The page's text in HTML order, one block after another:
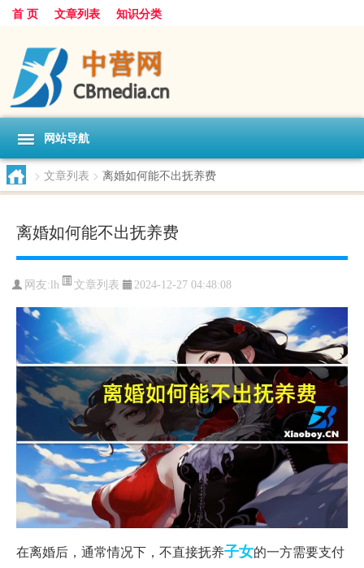
首 页 文章列表 知识分类
网站导航
> 文章列表 > 离婚如何能不出抚养费
离婚如何能不出抚养费
网友:lh 文章列表 2024-12-27 04:48:08
在离婚后，通常情况下，不直接抚养子女的一方需要支付